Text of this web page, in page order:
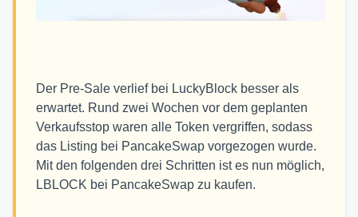
Der Pre-Sale verlief bei LuckyBlock besser als
erwartet. Rund zwei Wochen vor dem geplanten
Verkaufsstop waren alle Token vergriffen, sodass
das Listing bei PancakeSwap vorgezogen wurde.
Mit den folgenden drei Schritten ist es nun möglich,
LBLOCK bei PancakeSwap zu kaufen.